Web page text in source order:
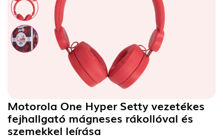
Motorola One Hyper Setty vezetékes
fejhallgató mágneses rákollóval és
szemekkel leírása